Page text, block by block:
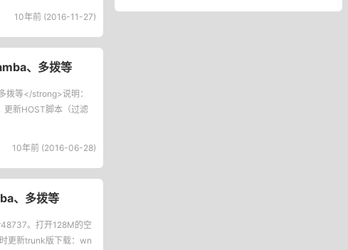
10年前 (2016-11-27)
、多拨等
等</strong>说明：
新HOST脚本（过滤
10年前 (2016-06-28)
、多拨等
。打开128M的空
更新trunk版下载：wn